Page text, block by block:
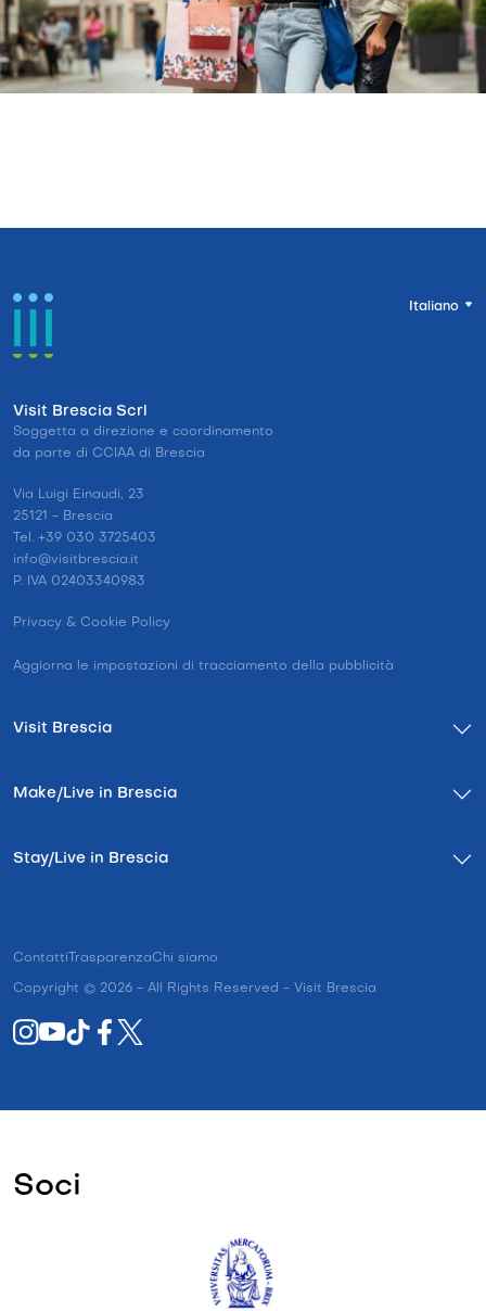
Italiano
Visit Brescia Scrl
Soggetta a direzione e coordinamento
da parte di CCIAA di Brescia
Via Luigi Einaudi, 23
25121 - Brescia
Tel. +39 030 3725403
info@visitbrescia.it
P. IVA 02403340983
Privacy & Cookie Policy
Aggiorna le impostazioni di tracciamento della pubblicità
Visit Brescia
Make/Live in Brescia
Stay/Live in Brescia
Contatti TrasparenzaChi siamo
Copyright © 2026 - All Rights Reserved - Visit Brescia
Soci